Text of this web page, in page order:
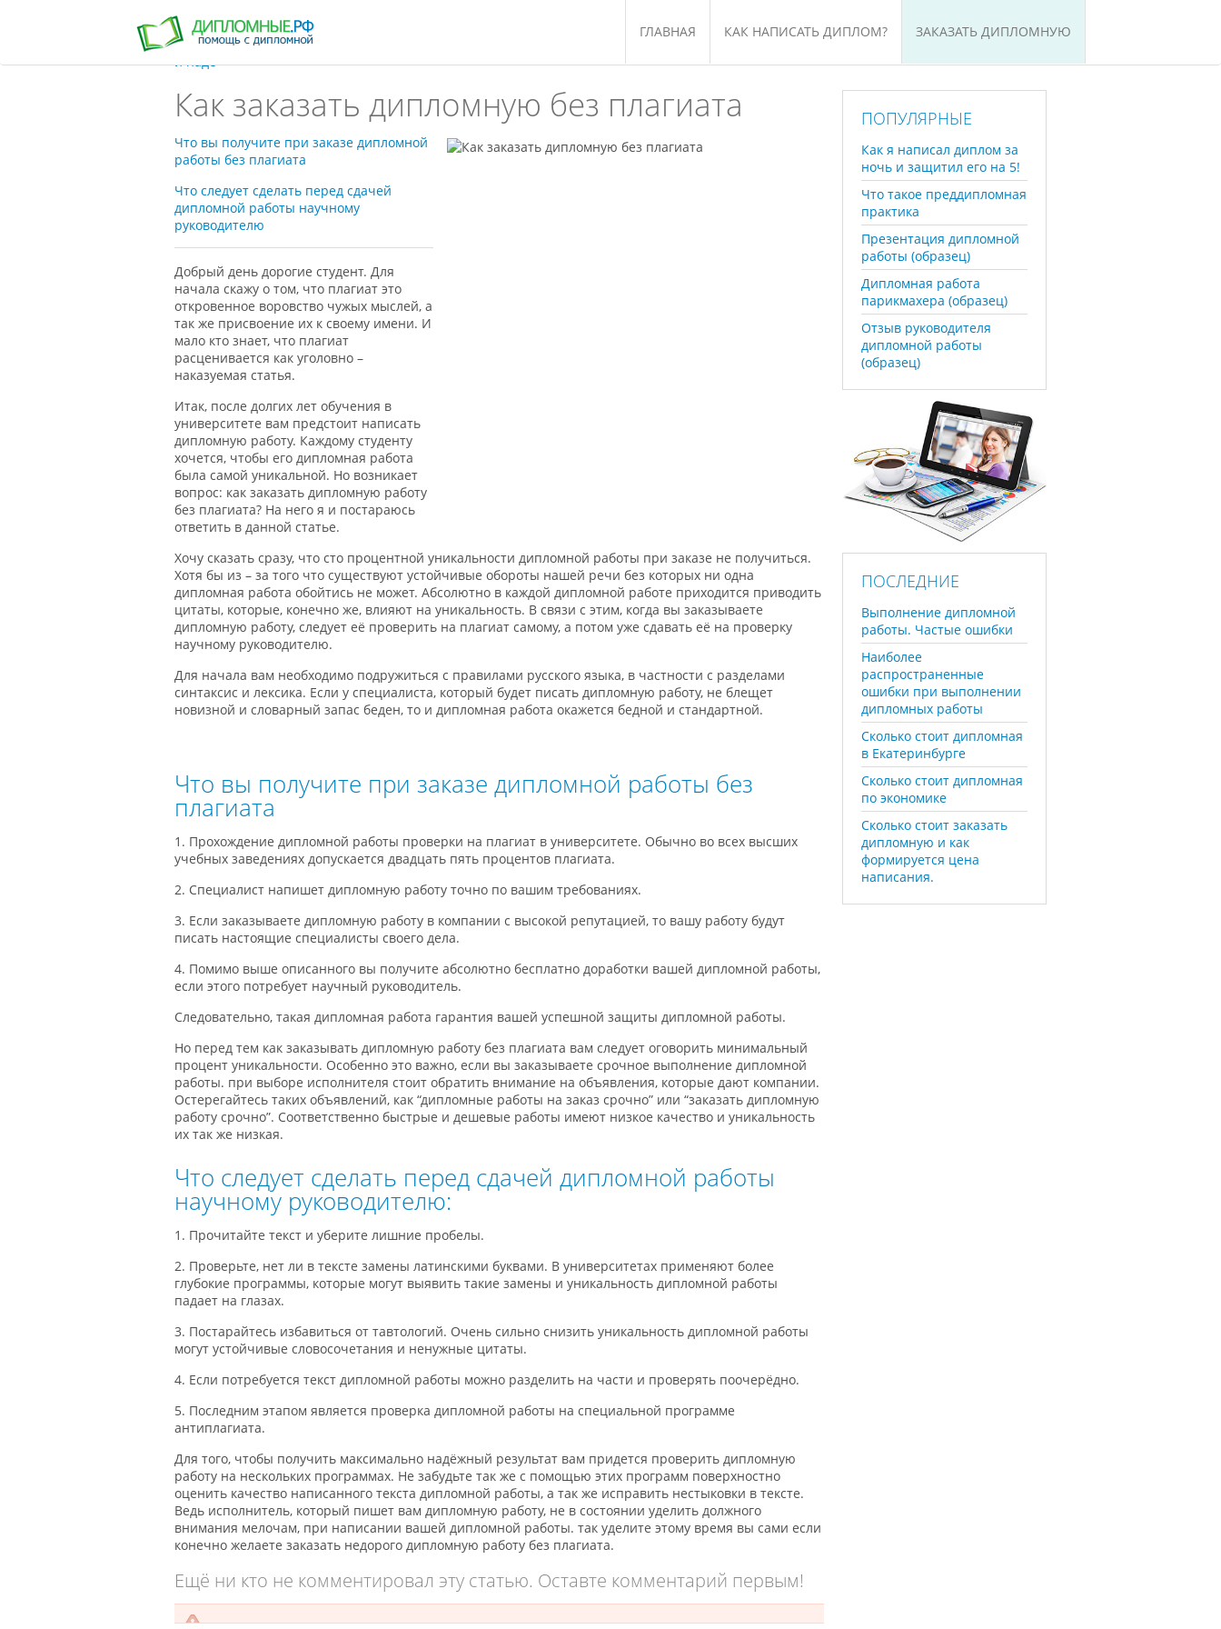
ГЛАВНАЯ КАК НАПИСАТЬ ДИПЛОМ? ЗАКАЗАТЬ ДИПЛОМНУЮ
Хотите узнать как написать диплом? Пишем работы с
и наде
Как заказать дипломную без плагиата
Что вы получите при заказе дипломной
работы без плагиата
Что следует сделать перед сдачей
дипломной работы научному
руководителю
Добрый день дорогие студент. Для
начала скажу о том, что плагиат это
откровенное воровство чужых мыслей, а
так же присвоение их к своему имени. И
мало кто знает, что плагиат
расценивается как уголовно –
наказуемая статья.
Итак, после долгих лет обучения в
университете вам предстоит написать
дипломную работу. Каждому студенту
хочется, чтобы его дипломная работа
была самой уникальной. Но возникает
вопрос: как заказать дипломную работу
без плагиата? На него я и постараюсь
ответить в данной статье.
Хочу сказать сразу, что сто процентной уникальности дипломной работы при заказе не получиться.
Хотя бы из – за того что существуют устойчивые обороты нашей речи без которых ни одна
дипломная работа обойтись не может. Абсолютно в каждой дипломной работе приходится приводить
цитаты, которые, конечно же, влияют на уникальность. В связи с этим, когда вы заказываете
дипломную работу, следует её проверить на плагиат самому, а потом уже сдавать её на проверку
научному руководителю.
Для начала вам необходимо подружиться с правилами русского языка, в частности с разделами
синтаксис и лексика. Если у специалиста, который будет писать дипломную работу, не блещет
новизной и словарный запас беден, то и дипломная работа окажется бедной и стандартной.
Что вы получите при заказе дипломной работы без
плагиата
1. Прохождение дипломной работы проверки на плагиат в университете. Обычно во всех высших
учебных заведениях допускается двадцать пять процентов плагиата.
2. Специалист напишет дипломную работу точно по вашим требованиях.
3. Если заказываете дипломную работу в компании с высокой репутацией, то вашу работу будут
писать настоящие специалисты своего дела.
4. Помимо выше описанного вы получите абсолютно бесплатно доработки вашей дипломной работы,
если этого потребует научный руководитель.
Следовательно, такая дипломная работа гарантия вашей успешной защиты дипломной работы.
Но перед тем как заказывать дипломную работу без плагиата вам следует оговорить минимальный
процент уникальности. Особенно это важно, если вы заказываете срочное выполнение дипломной
работы. при выборе исполнителя стоит обратить внимание на объявления, которые дают компании.
Остерегайтесь таких объявлений, как “дипломные работы на заказ срочно” или “заказать дипломную
работу срочно”. Соответственно быстрые и дешевые работы имеют низкое качество и уникальность
их так же низкая.
Что следует сделать перед сдачей дипломной работы
научному руководителю:
1. Прочитайте текст и уберите лишние пробелы.
2. Проверьте, нет ли в тексте замены латинскими буквами. В университетах применяют более
глубокие программы, которые могут выявить такие замены и уникальность дипломной работы
падает на глазах.
3. Постарайтесь избавиться от тавтологий. Очень сильно снизить уникальность дипломной работы
могут устойчивые словосочетания и ненужные цитаты.
4. Если потребуется текст дипломной работы можно разделить на части и проверять поочерёдно.
5. Последним этапом является проверка дипломной работы на специальной программе
антиплагиата.
Для того, чтобы получить максимально надёжный результат вам придется проверить дипломную
работу на нескольких программах. Не забудьте так же с помощью этих программ поверхностно
оценить качество написанного текста дипломной работы, а так же исправить нестыковки в тексте.
Ведь исполнитель, который пишет вам дипломную работу, не в состоянии уделить должного
внимания мелочам, при написании вашей дипломной работы. так уделите этому время вы сами если
конечно желаете заказать недорого дипломную работу без плагиата.
Ещё ни кто не комментировал эту статью. Оставте комментарий первым!
ПОПУЛЯРНЫЕ
Как я написал диплом за
ночь и защитил его на 5!
Что такое преддипломная
практика
Презентация дипломной
работы (образец)
Дипломная работа
парикмахера (образец)
Отзыв руководителя
дипломной работы
(образец)
ПОСЛЕДНИЕ
Выполнение дипломной
работы. Частые ошибки
Наиболее
распространенные
ошибки при выполнении
дипломных работы
Сколько стоит дипломная
в Екатеринбурге
Сколько стоит дипломная
по экономике
Сколько стоит заказать
дипломную и как
формируется цена
написания.